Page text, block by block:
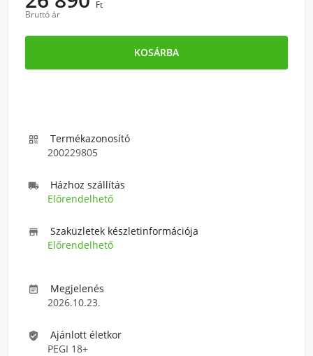
Ft
Bruttó ár
KOSÁRBA

Termékazonosító
200229805

Házhoz szállítás
Előrendelhető

Szaküzletek készletinformációja
Előrendelhető

Megjelenés
2026.10.23.

Ajánlott életkor
PEGI 18+